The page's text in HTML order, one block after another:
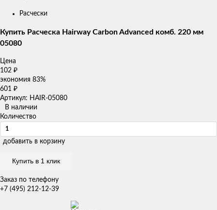
Расчески
Купить Расческа Hairway Carbon Advanced комб. 220 мм
05080
Цена
102 ₽
экономия 83%
601 ₽
Артикул: HAIR-05080
В наличии
Количество
добавить в корзину
Купить в 1 клик
Заказ по телефону
+7 (495) 212-12-39